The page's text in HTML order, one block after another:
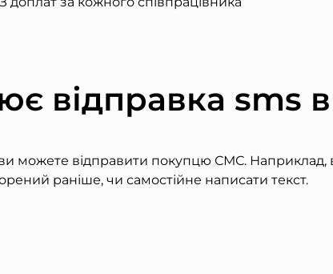
відправка sms в
відправити покупцю СМС. Наприклад, в
раніше, чи самостійне написати текст.